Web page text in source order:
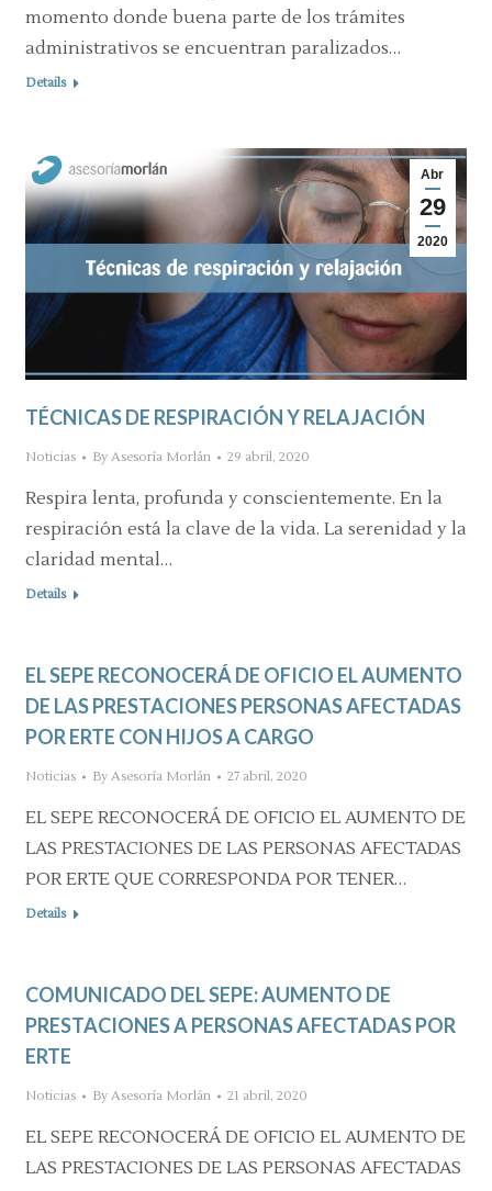
momento donde buena parte de los trámites
administrativos se encuentran paralizados…
Details
Abr
29
2020
TÉCNICAS DE RESPIRACIÓN Y RELAJACIÓN
Noticias By Asesoría Morlán 29 abril, 2020
Respira lenta, profunda y conscientemente. En la
respiración está la clave de la vida. La serenidad y la
claridad mental…
Details
EL SEPE RECONOCERÁ DE OFICIO EL AUMENTO
DE LAS PRESTACIONES PERSONAS AFECTADAS
POR ERTE CON HIJOS A CARGO
Noticias By Asesoría Morlán 27 abril, 2020
EL SEPE RECONOCERÁ DE OFICIO EL AUMENTO DE
LAS PRESTACIONES DE LAS PERSONAS AFECTADAS
POR ERTE QUE CORRESPONDA POR TENER…
Details
COMUNICADO DEL SEPE: AUMENTO DE
PRESTACIONES A PERSONAS AFECTADAS POR
ERTE
Noticias By Asesoría Morlán 21 abril, 2020
EL SEPE RECONOCERÁ DE OFICIO EL AUMENTO DE
LAS PRESTACIONES DE LAS PERSONAS AFECTADAS